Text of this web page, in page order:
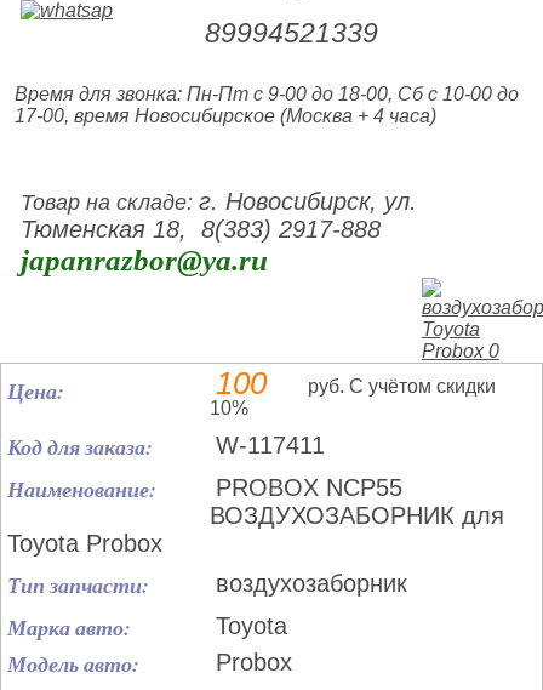
89994521339
Время для звонка: Пн-Пт с 9-00 до 18-00, Сб с 10-00 до
17-00, время Новосибирское (Москва + 4 часа)
Товар на складе:г. Новосибирск, ул.
Тюменская 18, 8(383) 2917-888
japanrazbor@ya.ru
Цена: 100
руб. С учётом скидки
10%
Код для заказа: W-117411
Наименование:
PROBOX NCP55
ВОЗДУХОЗАБОРНИК для
Toyota Probox
Тип запчасти: воздухозаборник
Марка авто: Toyota
Модель авто: Probox